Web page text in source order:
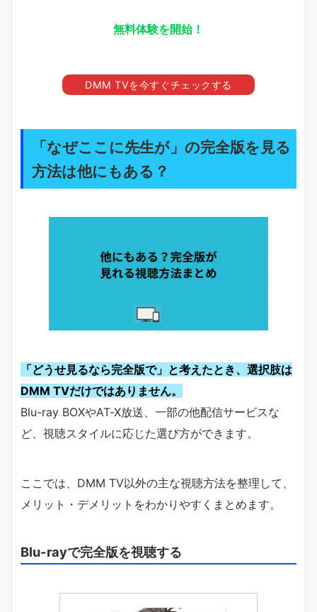
無料体験を開始！
DMM TVを今すぐチェックする
「なぜここに先生が」の完全版を見る
方法は他にもある？
「どうせ見るなら完全版で」と考えたとき、選択肢は
DMM TVだけではありません。
Blu-ray BOXやAT-X放送、一部の他配信サービスな
ど、視聴スタイルに応じた選び方ができます。
ここでは、DMM TV以外の主な視聴方法を整理して、
メリット・デメリットをわかりやすくまとめます。
Blu-rayで完全版を視聴する